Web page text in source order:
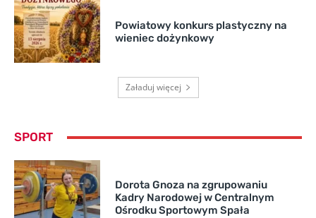
Powiatowy konkurs plastyczny na
wieniec dożynkowy
Załaduj więcej
SPORT
Dorota Gnoza na zgrupowaniu
Kadry Narodowej w Centralnym
Ośrodku Sportowym Spała